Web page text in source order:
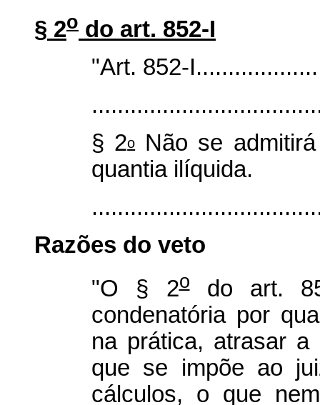
§ 2o do art. 852-I
"Art. 852-
§ 2oNão se admitirá
quantia ilíquida.
Razões do veto
"O § 2odo art.
condenatória por
na prática, atrasar
que se impõe ao
cálculos, o que